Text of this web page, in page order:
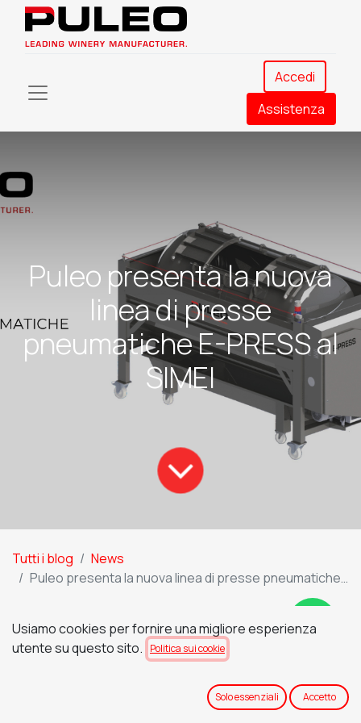
Accedi
Assistenza​
Puleo presenta la nuova
linea di presse
pneumatiche E-PRESS al
SIMEI
Tutti i blog
News
Puleo presenta la nuova linea di presse pneumatiche E-PRESS al SIMEI
Puleo presenta la nuova linea
di presse pneumatiche E-
PRESS al SIMEI
Siamo entusiasti di annunciare il lancio della nuova
Usiamo cookies per fornire una migliore esperienza
utente su questo sito.
Politica sui cookie
Solo essenziali Accetto